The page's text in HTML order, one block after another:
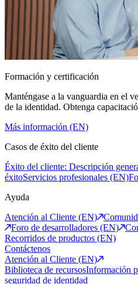
Formación y certificación
Manténgase a la vanguardia en el
de la identidad. Obtenga
Más información (EN)
Casos de éxito del cliente
Éxito del cliente: Descripción
éxitoServicios profesionales (EN)
Ayuda
Atención al Cliente (EN)
Foro de desarrolladores (EN)
Recorridos de productos (EN)
Contáctenos
Atención al Cliente (EN)
Biblioteca de recursosInformación
seguridad de identidad